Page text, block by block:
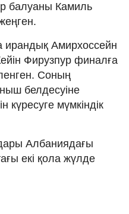
балуаны Камиль
Амирхоссейн
Фирузпур финалға
Соның
белдесуіне
күресуге мүмкіндік
Албаниядағы
екі қола жүлде